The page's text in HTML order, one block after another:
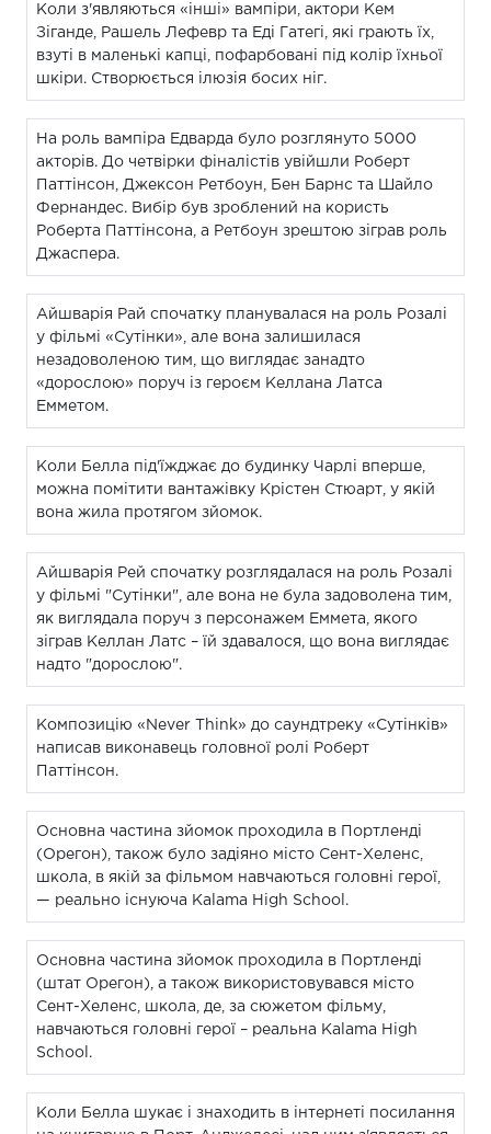
Коли з'являються «інші» вампіри, актори Кем
Зіганде, Рашель Лефевр та Еді Гатегі, які грають їх,
взуті в маленькі капці, пофарбовані під колір їхньої
шкіри. Створюється ілюзія босих ніг.
На роль вампіра Едварда було розглянуто 5000
акторів. До четвірки фіналістів увійшли Роберт
Паттінсон, Джексон Ретбоун, Бен Барнс та Шайло
Фернандес. Вибір був зроблений на користь
Роберта Паттінсона, а Ретбоун зрештою зіграв роль
Джаспера.
Айшварія Рай спочатку планувалася на роль Розалі
у фільмі «Сутінки», але вона залишилася
незадоволеною тим, що виглядає занадто
«дорослою» поруч із героєм Келлана Латса
Емметом.
Коли Белла під'їжджає до будинку Чарлі вперше,
можна помітити вантажівку Крістен Стюарт, у якій
вона жила протягом зйомок.
Айшварія Рей спочатку розглядалася на роль Розалі
у фільмі "Сутінки", але вона не була задоволена тим,
як виглядала поруч з персонажем Еммета, якого
зіграв Келлан Латс – їй здавалося, що вона виглядає
надто "дорослою".
Композицію «Never Think» до саундтреку «Сутінків»
написав виконавець головної ролі Роберт
Паттінсон.
Основна частина зйомок проходила в Портленді
(Орегон), також було задіяно місто Сент-Хеленс,
школа, в якій за фільмом навчаються головні герої,
— реально існуюча Kalama High School.
Основна частина зйомок проходила в Портленді
(штат Орегон), а також використовувався місто
Сент-Хеленс, школа, де, за сюжетом фільму,
навчаються головні герої – реальна Kalama High
School.
Коли Белла шукає і знаходить в інтернеті посилання